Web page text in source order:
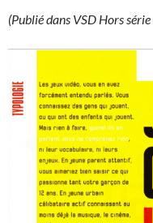
(Publié dans VSD Hors